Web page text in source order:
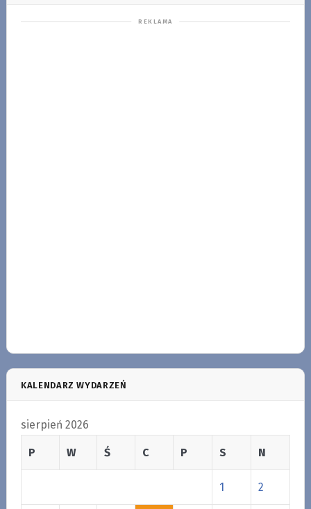
KALENDARZ WYDARZEŃ
sierpień 2026
P W Ś C P S N
1 2